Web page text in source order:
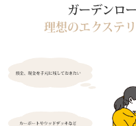
ガーデンロ
理想のエクステ